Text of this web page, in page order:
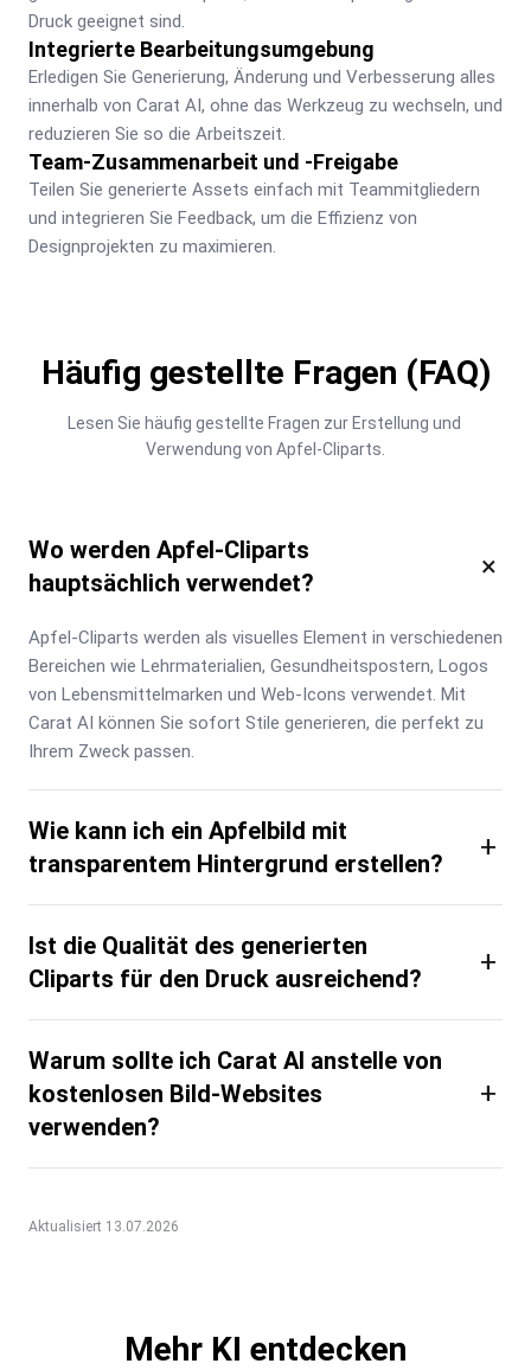
Druck geeignet sind.
Integrierte Bearbeitungsumgebung
Erledigen Sie Generierung, Änderung und Verbesserung alles
innerhalb von Carat AI, ohne das Werkzeug zu wechseln, und
reduzieren Sie so die Arbeitszeit.
Team-Zusammenarbeit und -Freigabe
Teilen Sie generierte Assets einfach mit Teammitgliedern
und integrieren Sie Feedback, um die Effizienz von
Designprojekten zu maximieren.
Häufig gestellte Fragen (FAQ)
Lesen Sie häufig gestellte Fragen zur Erstellung und
Verwendung von Apfel-Cliparts.
Wo werden Apfel-Cliparts
hauptsächlich verwendet?
×
Apfel-Cliparts werden als visuelles Element in verschiedenen
Bereichen wie Lehrmaterialien, Gesundheitspostern, Logos
von Lebensmittelmarken und Web-Icons verwendet. Mit
Carat AI können Sie sofort Stile generieren, die perfekt zu
Ihrem Zweck passen.
Wie kann ich ein Apfelbild mit
transparentem Hintergrund erstellen?
+
Ist die Qualität des generierten
Cliparts für den Druck ausreichend?
+
Warum sollte ich Carat AI anstelle von
kostenlosen Bild-Websites
verwenden?
+
Aktualisiert 13.07.2026
Mehr KI entdecken